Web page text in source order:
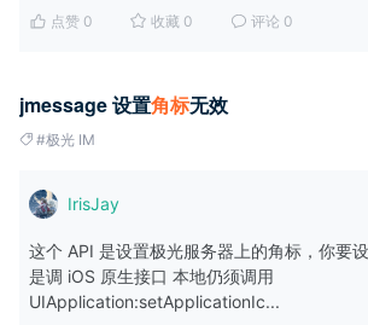
点赞 0 收藏 0 评论 0
jmessage 设置角标无效
#极光 IM
IrisJay
这个 API 是设置极光服务器上的角标，你要
是调 iOS 原生接口 本地仍须调用
UIApplication:setApplicationIc...